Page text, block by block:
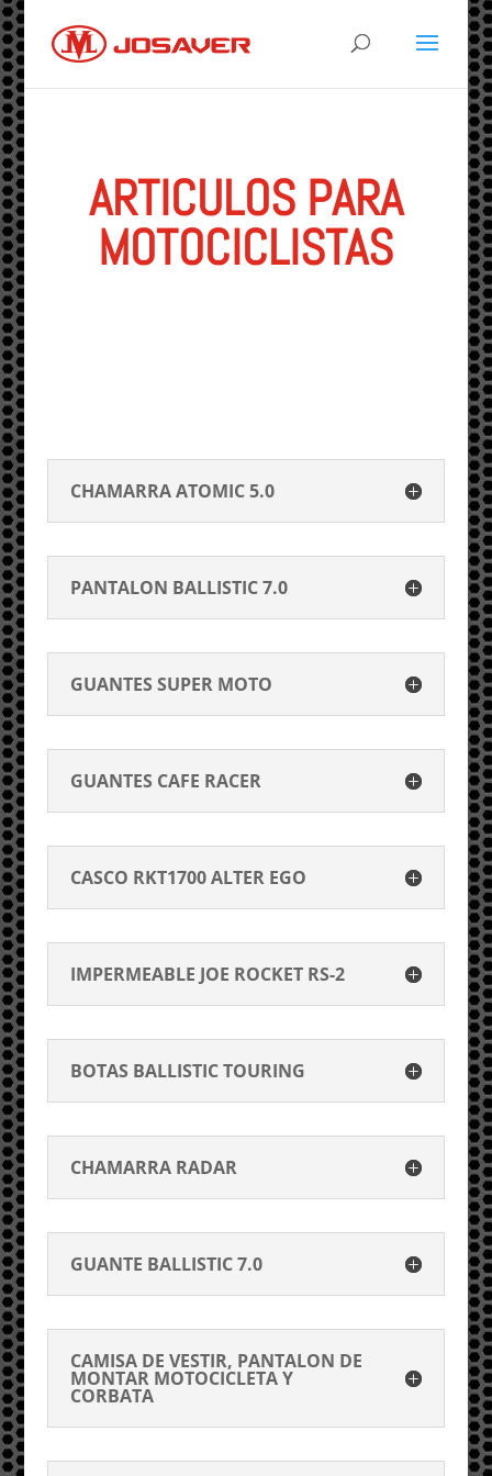
ARTICULOS PARA
MOTOCICLISTAS
CHAMARRA ATOMIC 5.0
PANTALON BALLISTIC 7.0
GUANTES SUPER MOTO
GUANTES CAFE RACER
CASCO RKT1700 ALTER EGO
IMPERMEABLE JOE ROCKET RS-2
BOTAS BALLISTIC TOURING
CHAMARRA RADAR
GUANTE BALLISTIC 7.0
CAMISA DE VESTIR, PANTALON DE
MONTAR MOTOCICLETA Y
CORBATA